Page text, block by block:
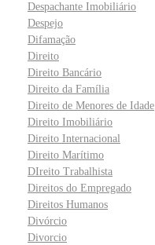
Despachante Imobiliário
Despejo
Difamação
Direito
Direito Bancário
Direito da Família
Direito de Menores de Idade
Direito Imobiliário
Direito Internacional
Direito Marítimo
DIreito Trabalhista
Direitos do Empregado
Direitos Humanos
Divórcio
Divorcio